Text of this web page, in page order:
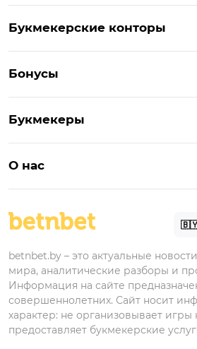
Букмекерские конторы
Букмекеры на Андроид
БК для ставок на киберспорт
Бонусы
Бонус на депозит
Бонусы Бетера
Бонусы Винлайн
Букмекеры
Марафонбет
О нас
betnbet.by – это актуальные
мира, аналитические разборы и
Информация на сайте
совершеннолетних. Сайт носит
характер: не организовывает игры
предоставляет букмекерские